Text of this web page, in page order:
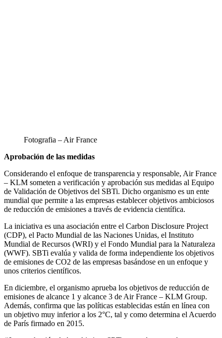
Fotografia – Air France
Aprobación de las medidas
Considerando el enfoque de transparencia y responsable, Air France
– KLM someten a verificación y aprobación sus medidas al Equipo
de Validación de Objetivos del SBTi. Dicho organismo es un ente
mundial que permite a las empresas establecer objetivos ambiciosos
de reducción de emisiones a través de evidencia científica.
La iniciativa es una asociación entre el Carbon Disclosure Project
(CDP), el Pacto Mundial de las Naciones Unidas, el Instituto
Mundial de Recursos (WRI) y el Fondo Mundial para la Naturaleza
(WWF). SBTi evalúa y valida de forma independiente los objetivos
de emisiones de CO2 de las empresas basándose en un enfoque y
unos criterios científicos.
En diciembre, el organismo aprueba los objetivos de reducción de
emisiones de alcance 1 y alcance 3 de Air France – KLM Group.
Además, confirma que las políticas establecidas están en línea con
un objetivo muy inferior a los 2°C, tal y como determina el Acuerdo
de París firmado en 2015.